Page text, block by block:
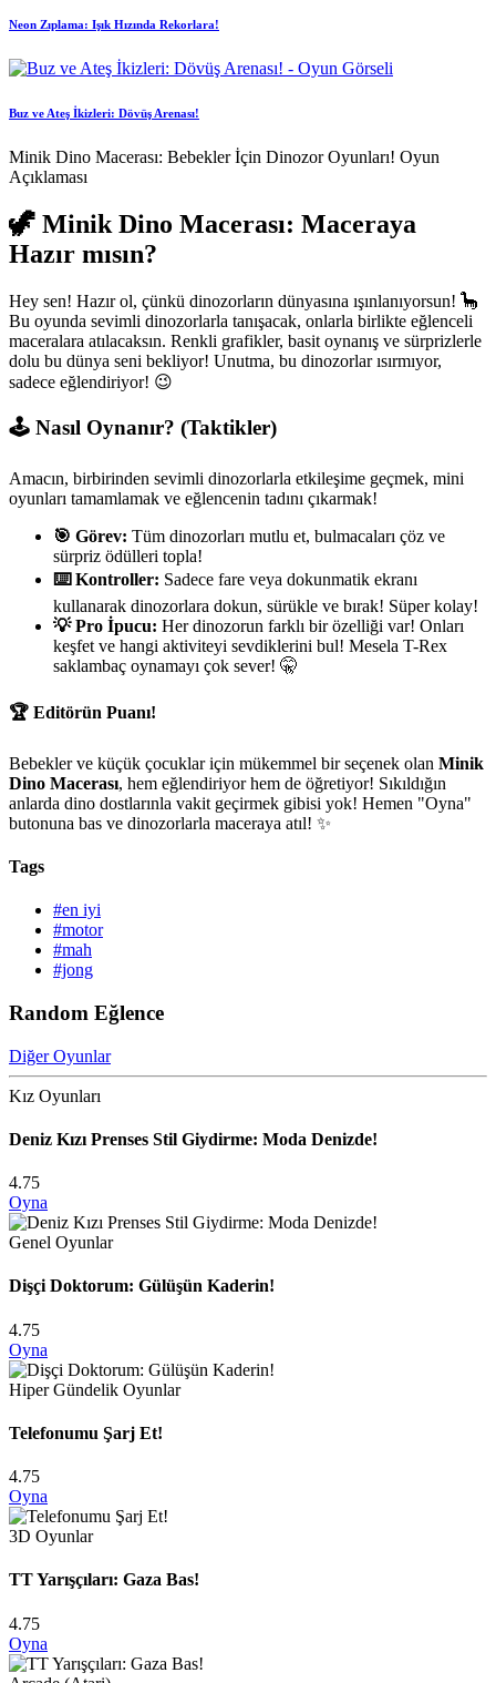
Neon Zıplama: Işık Hızında Rekorlara!
Buz ve Ateş İkizleri: Dövüş Arenası!
Minik Dino Macerası: Bebekler İçin Dinozor Oyunları! Oyun
Açıklaması
🦖 Minik Dino Macerası: Maceraya
Hazır mısın?
Hey sen! Hazır ol, çünkü dinozorların dünyasına ışınlanıyorsun! 🦕
Bu oyunda sevimli dinozorlarla tanışacak, onlarla birlikte eğlenceli
maceralara atılacaksın. Renkli grafikler, basit oynanış ve sürprizlerle
dolu bu dünya seni bekliyor! Unutma, bu dinozorlar ısırmıyor,
sadece eğlendiriyor! 😉
🕹️ Nasıl Oynanır? (Taktikler)
Amacın, birbirinden sevimli dinozorlarla etkileşime geçmek, mini
oyunları tamamlamak ve eğlencenin tadını çıkarmak!
🎯 Görev: Tüm dinozorları mutlu et, bulmacaları çöz ve
sürpriz ödülleri topla!
⌨️ Kontroller: Sadece fare veya dokunmatik ekranı
kullanarak dinozorlara dokun, sürükle ve bırak! Süper kolay!
💡 Pro İpucu: Her dinozorun farklı bir özelliği var! Onları
keşfet ve hangi aktiviteyi sevdiklerini bul! Mesela T-Rex
saklambaç oynamayı çok sever! 🤫
🏆 Editörün Puanı!
Bebekler ve küçük çocuklar için mükemmel bir seçenek olan Minik
Dino Macerası, hem eğlendiriyor hem de öğretiyor! Sıkıldığın
anlarda dino dostlarınla vakit geçirmek gibisi yok! Hemen "Oyna"
butonuna bas ve dinozorlarla maceraya atıl! ✨
Tags
#en iyi
#motor
#mah
#jong
Random Eğlence
Diğer Oyunlar
Kız Oyunları
Deniz Kızı Prenses Stil Giydirme: Moda Denizde!
4.75
Oyna
Genel Oyunlar
Dişçi Doktorum: Gülüşün Kaderin!
4.75
Oyna
Hiper Gündelik Oyunlar
Telefonumu Şarj Et!
4.75
Oyna
3D Oyunlar
TT Yarışçıları: Gaza Bas!
4.75
Oyna